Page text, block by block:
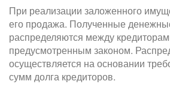
При реализации заложенного
его продажа. Полученные
распределяются между
предусмотренным законом.
осуществляется на основании
сумм долга кредиторов.